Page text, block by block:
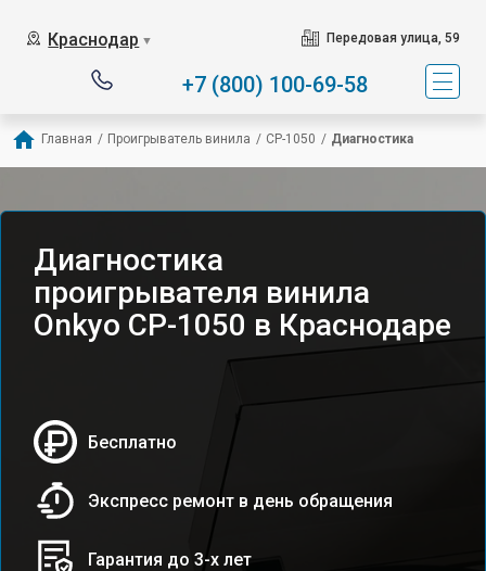
Краснодар ▼ Передовая улица, 59
+7 (800) 100-69-58
Главная / Проигрыватель винила / CP-1050 / Диагностика
Диагностика
проигрывателя винила
Onkyo CP-1050 в Краснодаре
Бесплатно
Экспресс ремонт в день обращения
Гарантия до 3-х лет